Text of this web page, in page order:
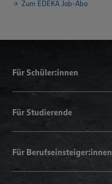
Zum EDEKA Job-Abo
Für Schüler:innen
Für Studierende
Für Berufseinsteiger:innen